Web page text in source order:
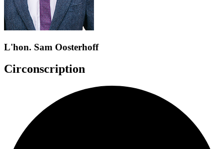
L'hon. Sam Oosterhoff
Circonscription